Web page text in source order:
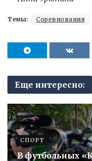
Темы: Соревнования
Еще интересно:
СПОРТ
В футбольных